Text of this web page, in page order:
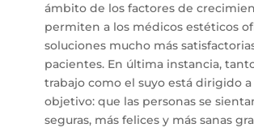
ámbito de los factores de
permiten a los médicos estéticos
soluciones mucho más
pacientes. En última instancia,
trabajo como el suyo está dirigido
objetivo: que las personas se
seguras, más felices y más sanas